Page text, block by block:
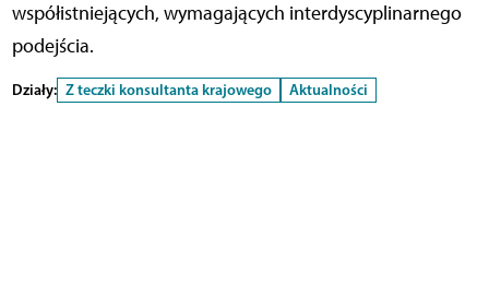
współistniejących, wymagających interdyscyplinarnego
podejścia.
Działy: Z teczki konsultanta krajowego Aktualności